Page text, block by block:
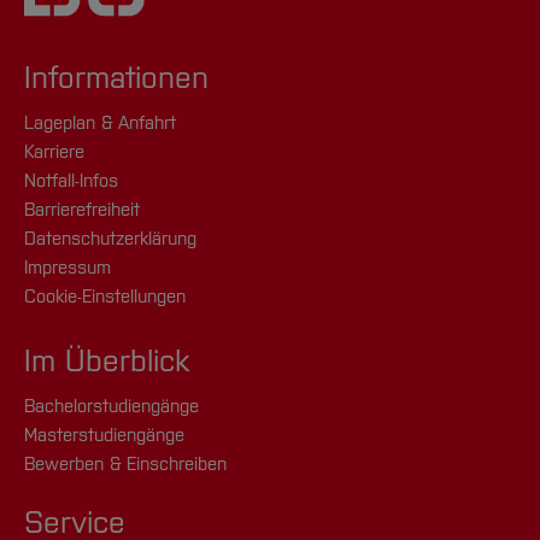
Bitte beachten Sie auch die Checklisten von
Anforderungen
Informationen
Lageplan & Anfahrt
Karriere
Notfall-Infos
Barrierefreiheit
Datenschutzerklärung
Impressum
Cookie-Einstellungen
Im Überblick
Bachelorstudiengänge
Masterstudiengänge
Bewerben & Einschreiben
Service